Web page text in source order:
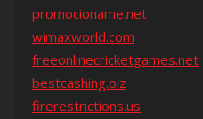
promocioname.net
wimaxworld.com
freeonlinecricketgames.net
bestcashing.biz
firerestrictions.us